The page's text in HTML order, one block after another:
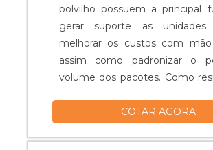
polvilho possuem a principal
gerar suporte as
melhorar os custos com
assim como padronizar o
volume dos pacotes. Como
o processo de produção e
contar com um painel de
COTAR AGORA